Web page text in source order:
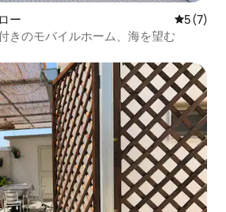
ー レビュー
5 (7)
きのモバイルホーム、海を望む